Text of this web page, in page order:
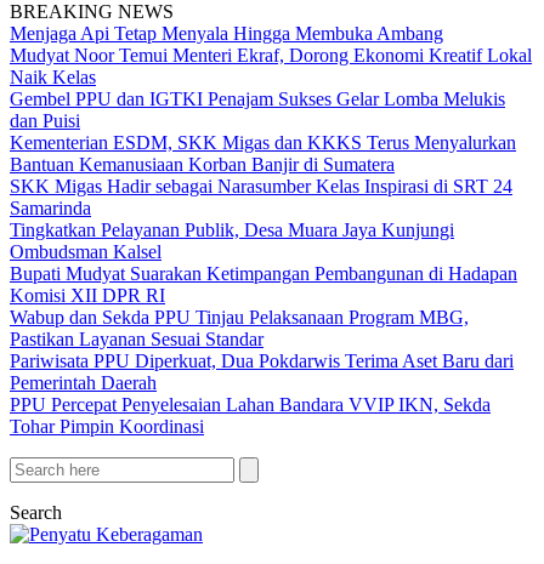
BREAKING NEWS
Menjaga Api Tetap Menyala Hingga Membuka Ambang
Mudyat Noor Temui Menteri Ekraf, Dorong Ekonomi Kreatif Lokal
Naik Kelas
Gembel PPU dan IGTKI Penajam Sukses Gelar Lomba Melukis
dan Puisi
Kementerian ESDM, SKK Migas dan KKKS Terus Menyalurkan
Bantuan Kemanusiaan Korban Banjir di Sumatera
SKK Migas Hadir sebagai Narasumber Kelas Inspirasi di SRT 24
Samarinda
Tingkatkan Pelayanan Publik, Desa Muara Jaya Kunjungi
Ombudsman Kalsel
Bupati Mudyat Suarakan Ketimpangan Pembangunan di Hadapan
Komisi XII DPR RI
Wabup dan Sekda PPU Tinjau Pelaksanaan Program MBG,
Pastikan Layanan Sesuai Standar
Pariwisata PPU Diperkuat, Dua Pokdarwis Terima Aset Baru dari
Pemerintah Daerah
PPU Percepat Penyelesaian Lahan Bandara VVIP IKN, Sekda
Tohar Pimpin Koordinasi
Search